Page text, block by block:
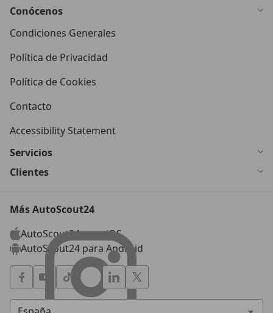
Conócenos
Condiciones Generales
Política de Privacidad
Política de Cookies
Contacto
Accessibility Statement
Servicios
Clientes
Más AutoScout24
AutoScout24 para iOS
AutoScout24 para Android